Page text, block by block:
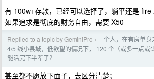
有 100w+存款，已经可以选择了，躺平还是 fire
如果追求是彻底的财务自由，需要 X50
Replied to a topic by GeminiPro › 一个人，在有房单身
4/5 线小县城，低欲望的情况下， 120 个（或多一点或
能活完下半辈子？
甚至都不愿放下面子，去区分清楚；